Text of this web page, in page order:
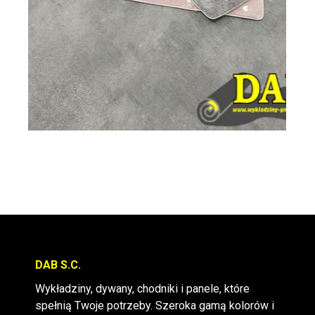
DAB S.C.
Wykładziny, dywany, chodniki i panele, które
spełnią Twoje potrzeby. Szeroka gamą kolorów i